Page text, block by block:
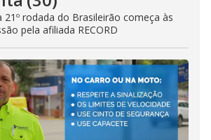
21º rodada do Brasileirão começa às
pela afiliada RECORD